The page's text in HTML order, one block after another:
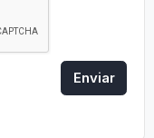
Enviar